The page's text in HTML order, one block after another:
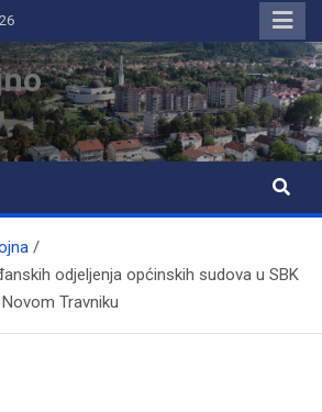
odjeljenja općinskih sudova u SBK
Travniku